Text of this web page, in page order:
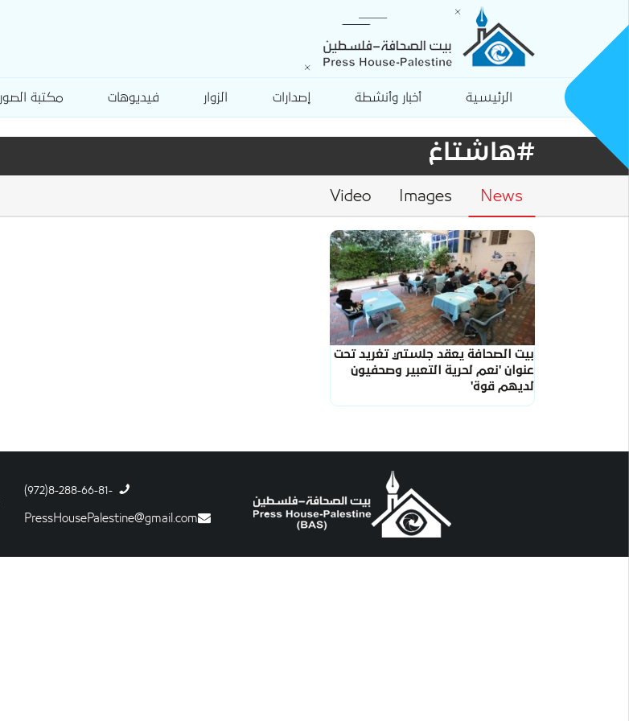
الرئيسية أخبار وأنشطة إصدارات الزوار فيديوهات مكتبة الصور
#هاشتاغ
News
Images
Video
بيت الصحافة يعقد جلستي تغريد تحت
عنوان 'نعم لحرية التعبير وصحفيون
لديهم قوة'
-8-288-66-81(972)
PressHousePalestine@gmail.com